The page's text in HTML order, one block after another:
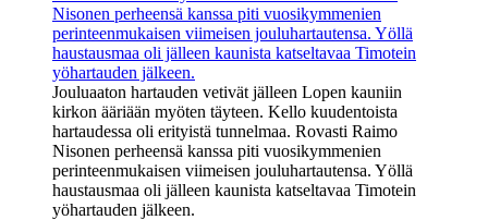
Jouluaaton hartauden vetivät jälleen Lopen kauniin
kirkon ääriään myöten täyteen. Kello kuudentoista
hartaudessa oli erityistä tunnelmaa. Rovasti Raimo
Nisonen perheensä kanssa piti vuosikymmenien
perinteenmukaisen viimeisen jouluhartautensa. Yöllä
haustausmaa oli jälleen kaunista katseltavaa Timotein
yöhartauden jälkeen.